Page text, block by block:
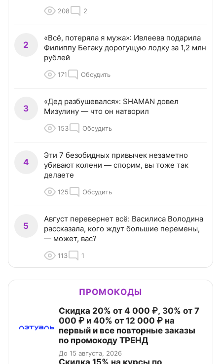
208 2
2
«Всё, потеряла я мужа»: Ивлеева подарила
Филиппу Бегаку дорогущую лодку за 1,2 млн
рублей
171 Обсудить
3
«Дед разбушевался»: SHAMAN довел
Мизулину — что он натворил
153 Обсудить
4
Эти 7 безобидных привычек незаметно
убивают колени — спорим, вы тоже так
делаете
125 Обсудить
5
Август перевернет всё: Василиса Володина
рассказала, кого ждут большие перемены,
— может, вас?
113 1
ПРОМОКОДЫ
Скидка 20% от 4 000 ₽, 30% от 7
000 ₽ и 40% от 12 000 ₽ на
первый и все повторные заказы
по промокоду ТРЕНД
До 15 августа, 2026